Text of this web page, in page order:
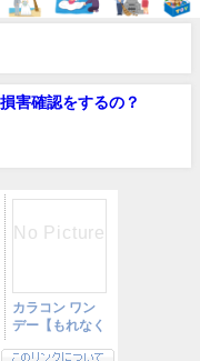
害確認をするの？